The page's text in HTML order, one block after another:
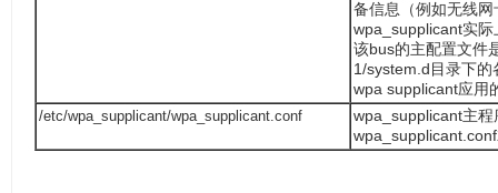
备信息（例如无线
wpa_supplicant实
该bus的主配置文件
1/system.d目录下
wpa supplicant应用
/etc/wpa_supplicant/wpa_supplicant.conf
wpa_supplicant主